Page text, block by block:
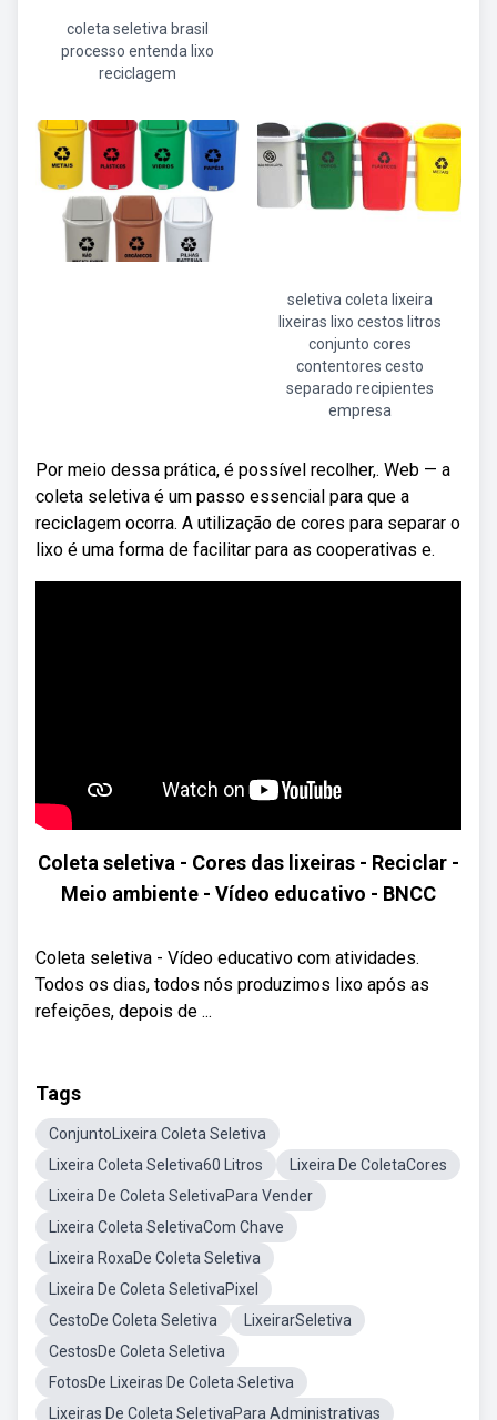
coleta seletiva brasil
processo entenda lixo
reciclagem
seletiva coleta lixeira
lixeiras lixo cestos litros
conjunto cores
contentores cesto
separado recipientes
empresa
Por meio dessa prática, é possível recolher,. Web — a
coleta seletiva é um passo essencial para que a
reciclagem ocorra. A utilização de cores para separar o
lixo é uma forma de facilitar para as cooperativas e.
Coleta seletiva - Cores das lixeiras - Reciclar -
Meio ambiente - Vídeo educativo - BNCC
Coleta seletiva - Vídeo educativo com atividades.
Todos os dias, todos nós produzimos lixo após as
refeições, depois de ...
Tags
ConjuntoLixeira Coleta Seletiva
Lixeira Coleta Seletiva60 Litros
Lixeira De ColetaCores
Lixeira De Coleta SeletivaPara Vender
Lixeira Coleta SeletivaCom Chave
Lixeira RoxaDe Coleta Seletiva
Lixeira De Coleta SeletivaPixel
CestoDe Coleta Seletiva
LixeirarSeletiva
CestosDe Coleta Seletiva
FotosDe Lixeiras De Coleta Seletiva
Lixeiras De Coleta SeletivaPara Administrativas